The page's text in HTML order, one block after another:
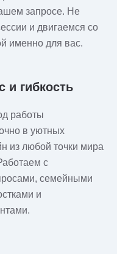
запросе. Не
и двигаемся со
именно для вас.
и гибкость
работы
в уютных
из любой точки мира
с
семейными
и